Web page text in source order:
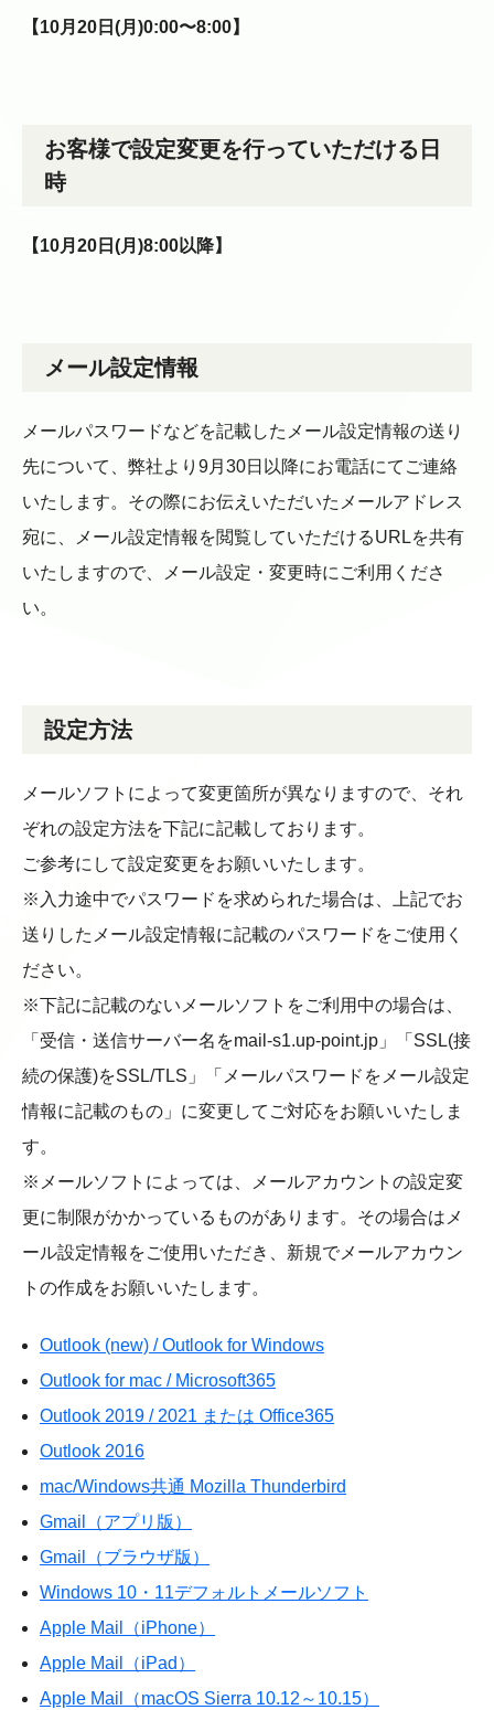
【10月20日(月)0:00〜8:00】
お客様で設定変更を行っていただける日
時
【10月20日(月)8:00以降】
メール設定情報
メールパスワードなどを記載したメール設定情報の送り
先について、弊社より9月30日以降にお電話にてご連絡
いたします。その際にお伝えいただいたメールアドレス
宛に、メール設定情報を閲覧していただけるURLを共有
いたしますので、メール設定・変更時にご利用くださ
い。
設定方法
メールソフトによって変更箇所が異なりますので、それ
ぞれの設定方法を下記に記載しております。
ご参考にして設定変更をお願いいたします。
※入力途中でパスワードを求められた場合は、上記でお
送りしたメール設定情報に記載のパスワードをご使用く
ださい。
※下記に記載のないメールソフトをご利用中の場合は、
「 受信・送信サーバー名をmail-s1.up-point.jp 」「SSL(接
続の保護)をSSL/TLS 」「メールパスワードをメール設定
情報に記載のもの 」に変更してご対応をお願いいたしま
す。
※メールソフトによっては、メールアカウントの設定変
更に制限がかかっているものがあります。その場合はメ
ール設定情報をご使用いただき、新規でメールアカウン
トの作成をお願いいたします。
Outlook (new) / Outlook for Windows
Outlook for mac / Microsoft365
Outlook 2019 / 2021 または Office365
Outlook 2016
mac/Windows共通 Mozilla Thunderbird
Gmail（アプリ版）
Gmail（ブラウザ版）
Windows 10・11デフォルトメールソフト
Apple Mail（iPhone）
Apple Mail（iPad）
Apple Mail（macOS Sierra 10.12～10.15）